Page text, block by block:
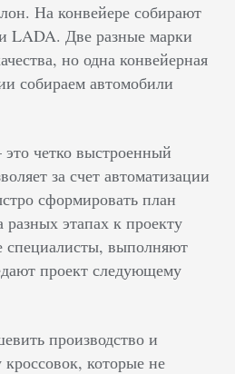
На конвейере собирают
LADA. Две разные марки
но одна конвейерная
собираем автомобили
четко выстроенный
за счет автоматизации
сформировать план
разных этапах к проекту
специалисты, выполняют
проект следующему
производство и
которые не